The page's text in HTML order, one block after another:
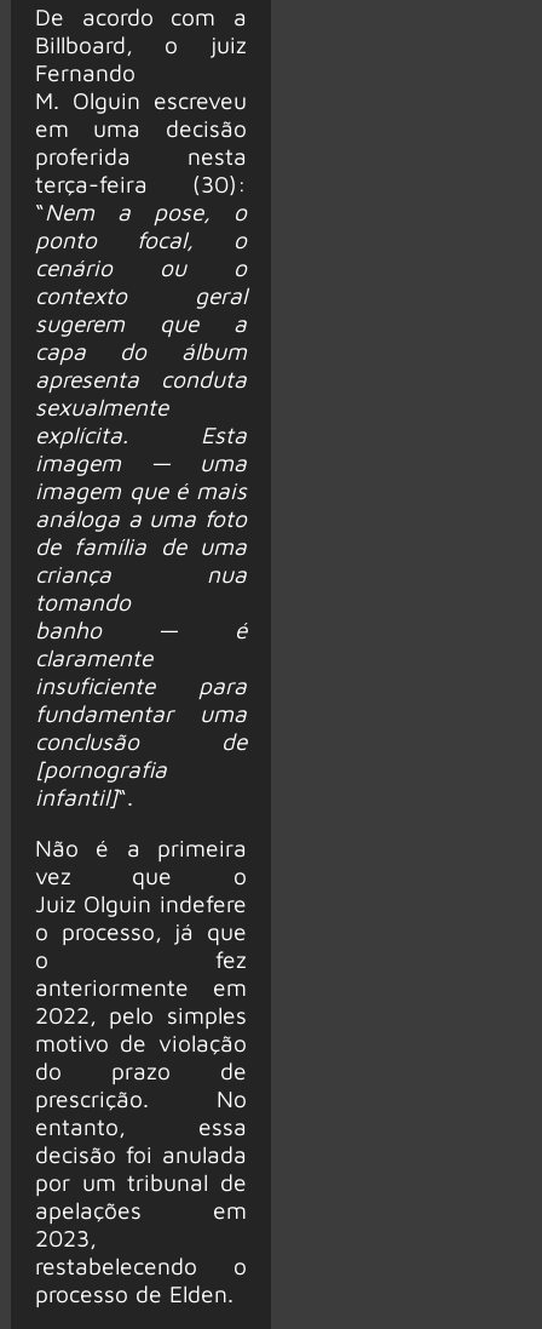
De acordo com a
Billboard, o juiz
Fernando
M. Olguin escreveu
em uma decisão
proferida nesta
terça-feira (30):
“Nem a pose, o
ponto focal, o
cenário ou o
contexto geral
sugerem que a
capa do álbum
apresenta conduta
sexualmente
explícita. Esta
imagem — uma
imagem que é mais
análoga a uma foto
de família de uma
criança nua
tomando
banho — é
claramente
insuficiente para
fundamentar uma
conclusão de
[pornografia
infantil]“.
Não é a primeira
vez que o
Juiz Olguin indefere
o processo, já que
o fez
anteriormente em
2022, pelo simples
motivo de violação
do prazo de
prescrição. No
entanto, essa
decisão foi anulada
por um tribunal de
apelações em
2023,
restabelecendo o
processo de Elden.